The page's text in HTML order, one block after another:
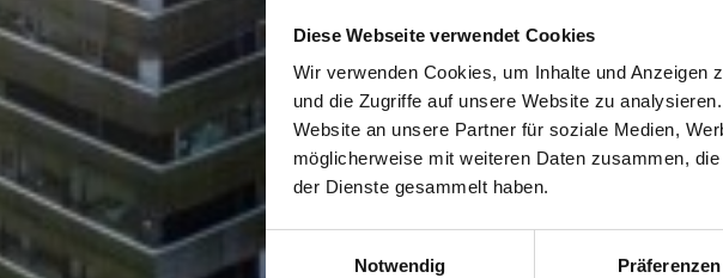
Diese Webseite verwendet Cookies
Wir verwenden Cookies, um Inhalte und Anzeigen
und die Zugriffe auf unsere Website zu
Website an unsere Partner für soziale Medien,
möglicherweise mit weiteren Daten zusammen,
der Dienste gesammelt haben.
Einwilligungsauswahl
Notwendig
Präferenzen